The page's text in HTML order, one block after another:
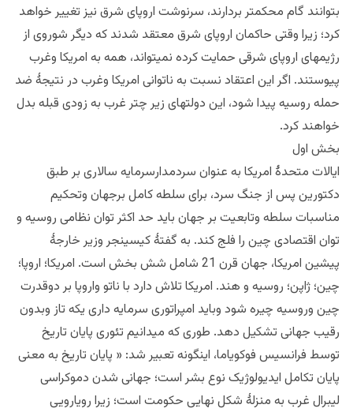
بتوانند گام محکمتر بردارند، سرنوشت اروپای شرق نیز تغییر خواهد
کرد؛ زیرا وقتی حاکمان اروپای شرق معتقد شدند که دیگر شوروی از
رژیمهای اروپای شرقی حمایت کرده نمیتواند، همه به امریکا وغرب
پیوستند. اگر این اعتقاد نسبت به ناتوانی امریکا وغرب در نتیجۀ ضد
حمله روسیه پیدا شود، این دولتهای زیر چتر غرب به زودی قبله بدل
خواهند کرد.
بخش اول
ایالات متحدۀ امریکا به عنوان سردمدارسرمایه سالاری بر طبق
دکتورین پس از جنگ سرد، برای سلطه کامل برجهان وتحکیم
مناسبات سلطه وتابعیت بر جهان باید حد اکثر توان نظامی روسیه و
توان اقتصادی چین را فلج کند. به گفتۀ کیسینجر وزیر خارجۀ
پیشین امریکا، جهان قرن 21 شامل شش بخش است. امریکا؛ اروپا؛
چین؛ ژاپن؛ روسیه و هند. امریکا تلاش دارد با ناتو واروپا بر دوقدرت
چین وروسیه چیره شود وباید امپراتوری سرمایه داری یکه تاز وبدون
رقیب جهانی تشکیل دهد. طوری که میدانیم تئوری پایان تاریخ
توسط فرانسیس فوکویاما، اینگونه تعبیر شد: « پایان تاریخ به معنی
پایان تکامل ایدیولوژیک نوع بشر است؛ جهانی شدن دموکراسی
لیبرال غرب به منزلۀ شکل نهایی حکومت است؛ زیرا رویارویی